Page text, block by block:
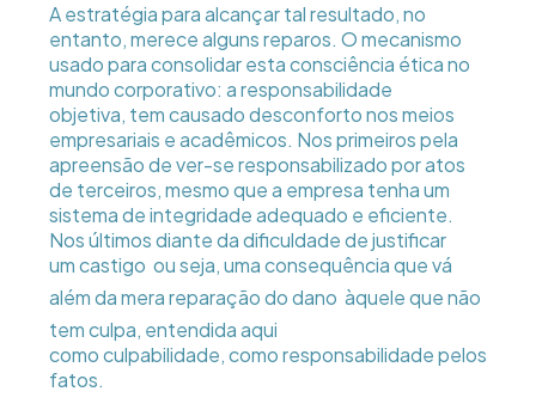
A estratégia para alcançar tal resultado, no
entanto, merece alguns reparos. O mecanismo
usado para consolidar esta consciência ética no
mundo corporativo: a responsabilidade
objetiva, tem causado desconforto nos meios
empresariais e acadêmicos. Nos primeiros pela
apreensão de ver-se responsabilizado por atos
de terceiros, mesmo que a empresa tenha um
sistema de integridade adequado e eficiente.
Nos últimos diante da dificuldade de justificar
um castigo  ou seja, uma consequência que vá
além da mera reparação do dano  àquele que não
tem culpa, entendida aqui
como culpabilidade, como responsabilidade pelos
fatos.